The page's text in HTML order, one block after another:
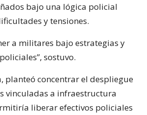
bajo una lógica policial
y tensiones.
a militares bajo estrategias y
sostuvo.
planteó concentrar el despliegue
vinculadas a infraestructura
liberar efectivos policiales